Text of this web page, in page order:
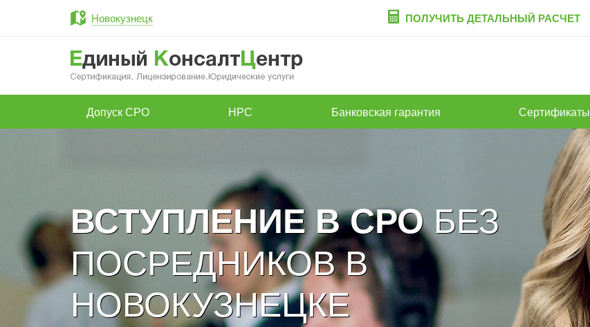
Новокузнецк ПОЛУЧИТЬ ДЕТАЛЬНЫЙ РАСЧЕТ
Допуск СРО НРС Банковская гарантия Сертификаты
ВСТУПЛЕНИЕ В СРОБЕЗ
ПОСРЕДНИКОВ В
НОВОКУЗНЕЦКЕ